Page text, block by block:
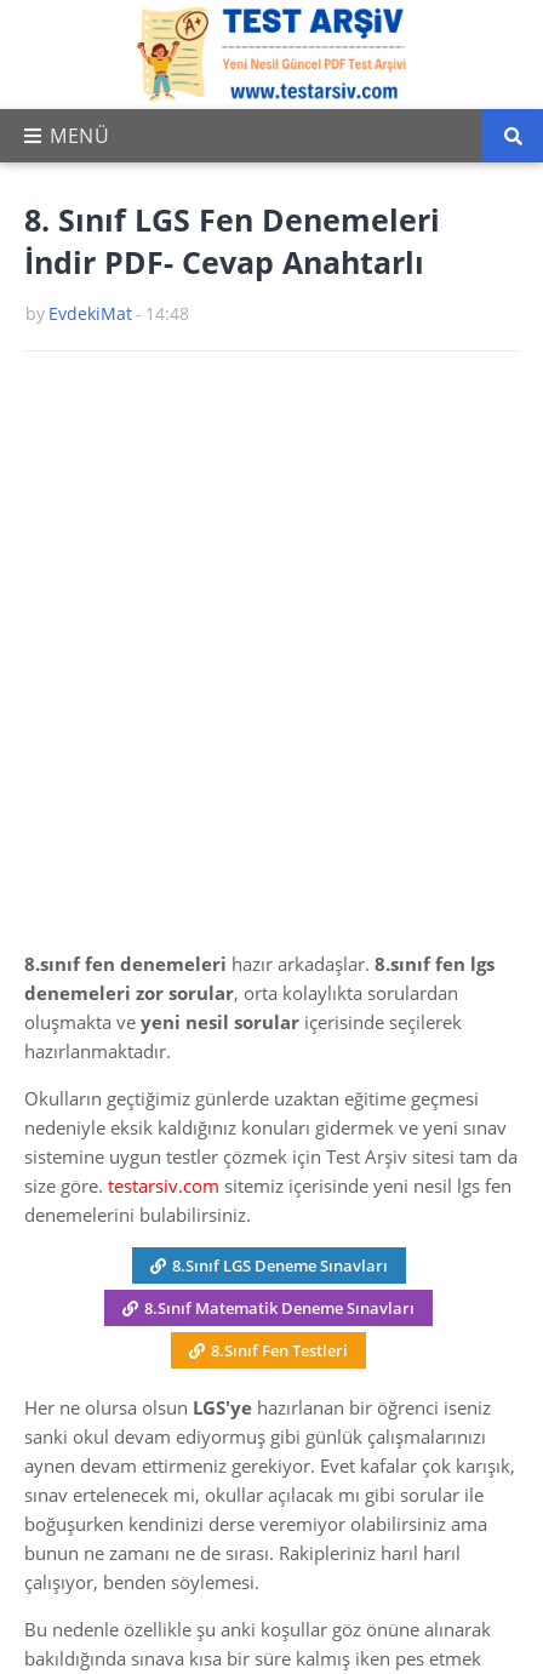
8. Sınıf LGS Fen Denemeleri
İndir PDF- Cevap Anahtarlı
by EvdekiMat- 14:48
8.sınıf fen denemeleri hazır arkadaşlar. 8.sınıf fen lgs
denemeleri zor sorular, orta kolaylıkta sorulardan
oluşmakta ve yeni nesil sorular içerisinde seçilerek
hazırlanmaktadır.
Okulların geçtiğimiz günlerde uzaktan eğitime geçmesi
nedeniyle eksik kaldığınız konuları gidermek ve yeni sınav
sistemine uygun testler çözmek için Test Arşiv sitesi tam da
size göre. testarsiv.com sitemiz içerisinde yeni nesil lgs fen
denemelerini bulabilirsiniz.
8.Sınıf LGS Deneme Sınavları
8.Sınıf Matematik Deneme Sınavları
8.Sınıf Fen Testleri
Her ne olursa olsun LGS'ye hazırlanan bir öğrenci iseniz
sanki okul devam ediyormuş gibi günlük çalışmalarınızı
aynen devam ettirmeniz gerekiyor. Evet kafalar çok karışık,
sınav ertelenecek mi, okullar açılacak mı gibi sorular ile
boğuşurken kendinizi derse veremiyor olabilirsiniz ama
bunun ne zamanı ne de sırası. Rakipleriniz harıl harıl
çalışıyor, benden söylemesi.
Bu nedenle özellikle şu anki koşullar göz önüne alınarak
bakıldığında sınava kısa bir süre kalmış iken pes etmek